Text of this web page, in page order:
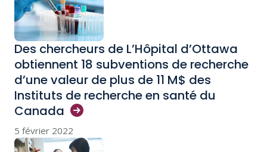
Des chercheurs de L’Hôpital d’Ottawa
obtiennent 18 subventions de recherche
d’une valeur de plus de 11 M$ des
Instituts de recherche en santé du
Canada
5 février 2022